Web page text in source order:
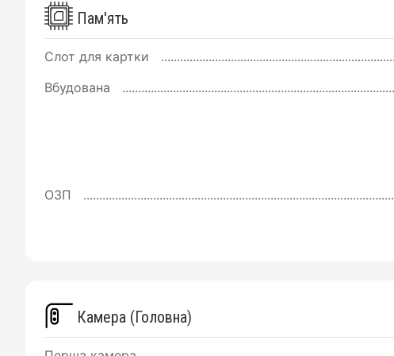
Пам'ять
Слот для картки
Вбудована
ОЗП
Камера (Головна)